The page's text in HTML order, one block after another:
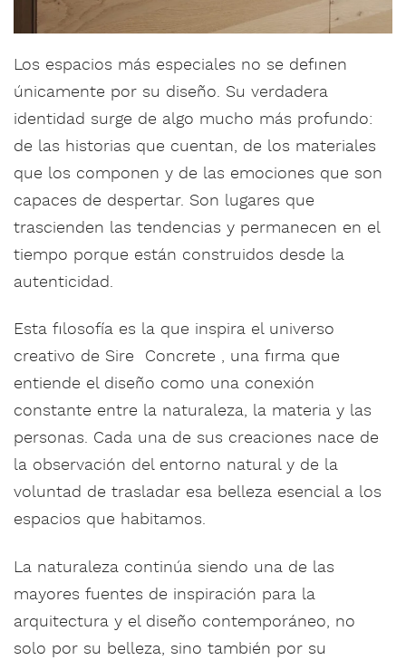
Los espacios más especiales no se definen
únicamente por su diseño. Su verdadera
identidad surge de algo mucho más profundo:
de las historias que cuentan, de los materiales
que los componen y de las emociones que son
capaces de despertar. Son lugares que
trascienden las tendencias y permanecen en el
tiempo porque están construidos desde la
autenticidad.
Esta filosofía es la que inspira el universo
creativo de Sire Concrete , una firma que
entiende el diseño como una conexión
constante entre la naturaleza, la materia y las
personas. Cada una de sus creaciones nace de
la observación del entorno natural y de la
voluntad de trasladar esa belleza esencial a los
espacios que habitamos.
La naturaleza continúa siendo una de las
mayores fuentes de inspiración para la
arquitectura y el diseño contemporáneo, no
solo por su belleza, sino también por su